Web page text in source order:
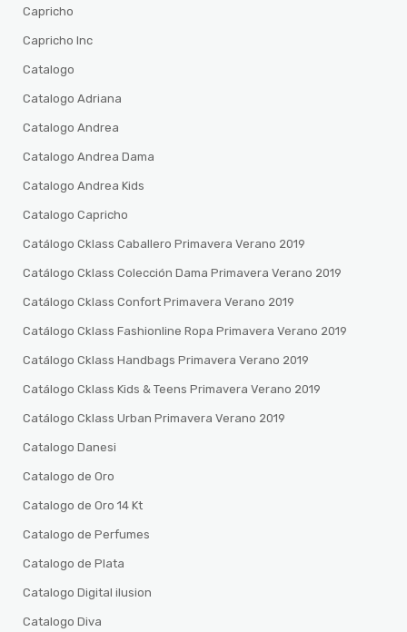
Capricho
Capricho Inc
Catalogo
Catalogo Adriana
Catalogo Andrea
Catalogo Andrea Dama
Catalogo Andrea Kids
Catalogo Capricho
Catálogo Cklass Caballero Primavera Verano 2019
Catálogo Cklass Colección Dama Primavera Verano 2019
Catálogo Cklass Confort Primavera Verano 2019
Catálogo Cklass Fashionline Ropa Primavera Verano 2019
Catálogo Cklass Handbags Primavera Verano 2019
Catálogo Cklass Kids & Teens Primavera Verano 2019
Catálogo Cklass Urban Primavera Verano 2019
Catalogo Danesi
Catalogo de Oro
Catalogo de Oro 14 Kt
Catalogo de Perfumes
Catalogo de Plata
Catalogo Digital ilusion
Catalogo Diva